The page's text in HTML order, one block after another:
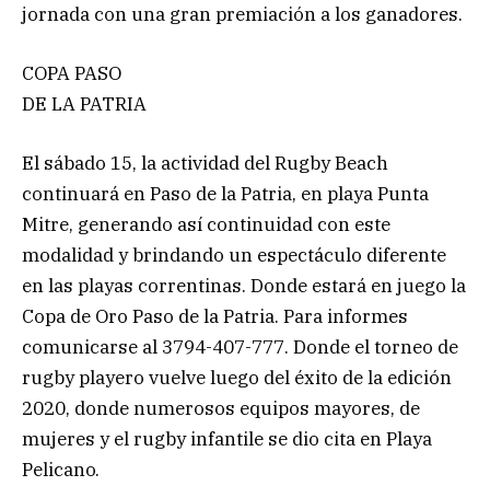
jornada con una gran premiación a los ganadores.
COPA PASO
DE LA PATRIA
El sábado 15, la actividad del Rugby Beach
continuará en Paso de la Patria, en playa Punta
Mitre, generando así continuidad con este
modalidad y brindando un espectáculo diferente
en las playas correntinas. Donde estará en juego la
Copa de Oro Paso de la Patria. Para informes
comunicarse al 3794-407-777. Donde el torneo de
rugby playero vuelve luego del éxito de la edición
2020, donde numerosos equipos mayores, de
mujeres y el rugby infantile se dio cita en Playa
Pelicano.